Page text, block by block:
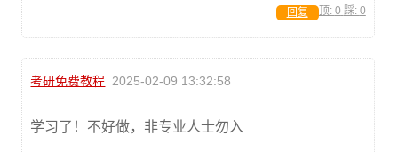
顶: 0 踩: 0
回复
考研免费教程 2025-02-09 13:32:58
学习了！不好做，非专业人士勿入